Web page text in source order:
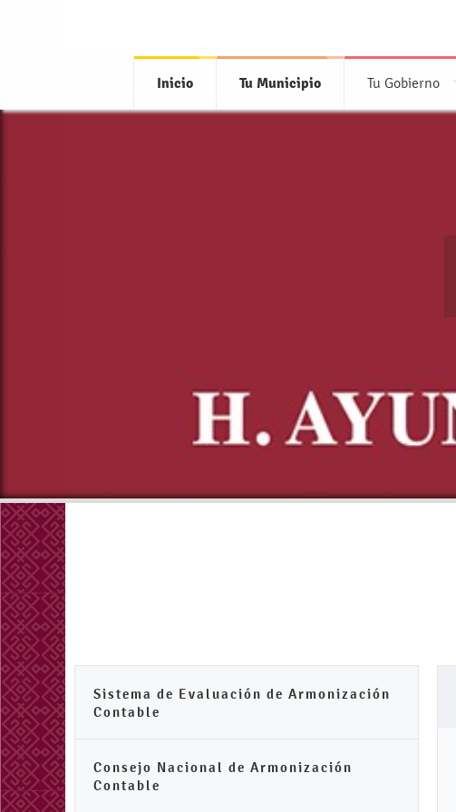
Inicio Tu Municipio Tu Gobierno
Sistema de Evaluación de Armonización
Contable
Consejo Nacional de Armonización
Contable